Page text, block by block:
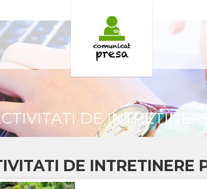
DE
DE INTRETINERE